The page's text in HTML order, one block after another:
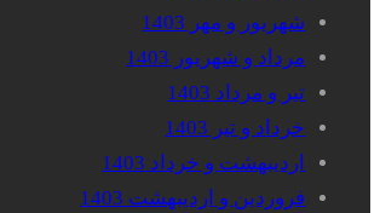
شهریور و مهر 1403
مرداد و شهریور 1403
تیر و مرداد 1403
خرداد و تیر 1403
اردیبهشت و خرداد 1403
فروردین و اردیبهشت 1403